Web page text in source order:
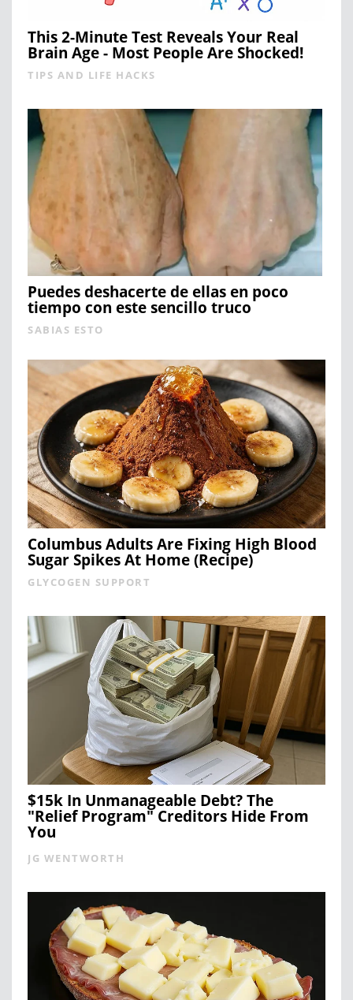
This 2-Minute Test Reveals Your Real
Brain Age - Most People Are Shocked!
TIPS AND LIFE HACKS
Puedes deshacerte de ellas en poco
tiempo con este sencillo truco
SABIAS ESTO
Columbus Adults Are Fixing High Blood
Sugar Spikes At Home (Recipe)
GLYCOGEN SUPPORT
$15k In Unmanageable Debt? The
"Relief Program" Creditors Hide From
You
JG WENTWORTH